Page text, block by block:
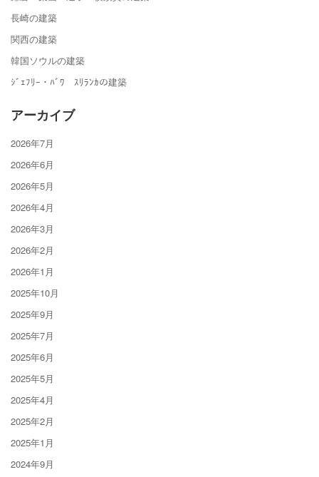
長崎の建築
関西の建築
韓国ソウルの建築
ｼﾞｪﾌﾘｰ・ﾊﾞﾜ ｽﾘﾗﾝｶの建築
アーカイブ
2026年7月
2026年6月
2026年5月
2026年4月
2026年3月
2026年2月
2026年1月
2025年10月
2025年9月
2025年7月
2025年6月
2025年5月
2025年4月
2025年2月
2025年1月
2024年9月